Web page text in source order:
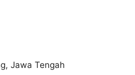
Jawa Tengah